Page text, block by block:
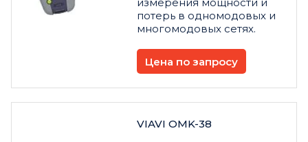
потерь в одномодовых и
многомодовых сетях.
Цена по запросу
VIAVI OMK-38